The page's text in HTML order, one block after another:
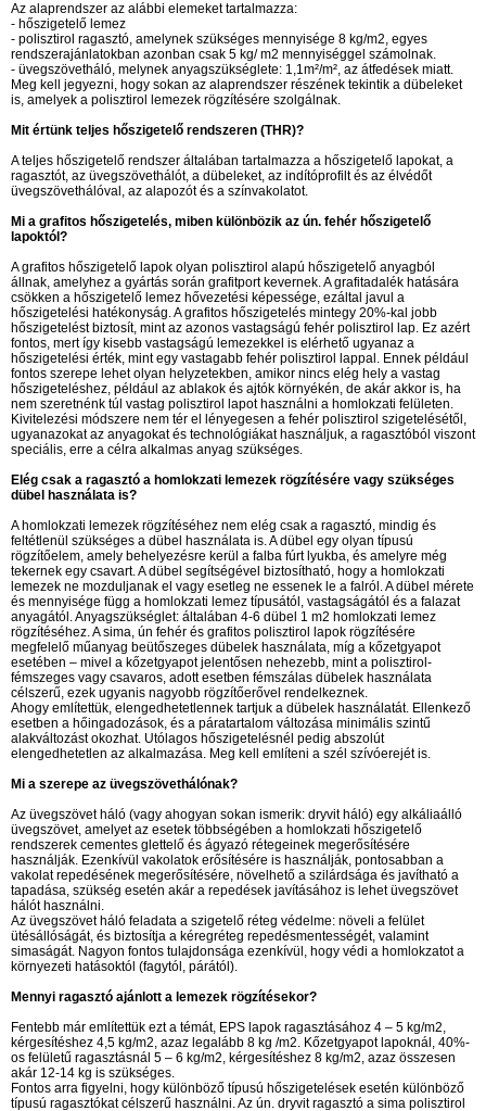
Az alaprendszer az alábbi elemeket tartalmazza:
- hőszigetelő lemez
- polisztirol ragasztó, amelynek szükséges mennyisége 8 kg/m2, egyes
rendszerajánlatokban azonban csak 5 kg/ m2 mennyiséggel számolnak.
- üvegszövetháló, melynek anyagszükséglete: 1,1m²/m², az átfedések miatt.
Meg kell jegyezni, hogy sokan az alaprendszer részének tekintik a dübeleket
is, amelyek a polisztirol lemezek rögzítésére szolgálnak.
Mit értünk teljes hőszigetelő rendszeren (THR)?
A teljes hőszigetelő rendszer általában tartalmazza a hőszigetelő lapokat, a
ragasztót, az üvegszövethálót, a dübeleket, az indítóprofilt és az élvédőt
üvegszövethálóval, az alapozót és a színvakolatot.
Mi a grafitos hőszigetelés, miben különbözik az ún. fehér hőszigetelő
lapoktól?
A grafitos hőszigetelő lapok olyan polisztirol alapú hőszigetelő anyagból
állnak, amelyhez a gyártás során grafitport kevernek. A grafitadalék hatására
csökken a hőszigetelő lemez hővezetési képessége, ezáltal javul a
hőszigetelési hatékonyság. A grafitos hőszigetelés mintegy 20%-kal jobb
hőszigetelést biztosít, mint az azonos vastagságú fehér polisztirol lap. Ez azért
fontos, mert így kisebb vastagságú lemezekkel is elérhető ugyanaz a
hőszigetelési érték, mint egy vastagabb fehér polisztirol lappal. Ennek például
fontos szerepe lehet olyan helyzetekben, amikor nincs elég hely a vastag
hőszigeteléshez, például az ablakok és ajtók környékén, de akár akkor is, ha
nem szeretnénk túl vastag polisztirol lapot használni a homlokzati felületen.
Kivitelezési módszere nem tér el lényegesen a fehér polisztirol szigetelésétől,
ugyanazokat az anyagokat és technológiákat használjuk, a ragasztóból viszont
speciális, erre a célra alkalmas anyag szükséges.
Elég csak a ragasztó a homlokzati lemezek rögzítésére vagy szükséges
dübel használata is?
A homlokzati lemezek rögzítéséhez nem elég csak a ragasztó, mindig és
feltétlenül szükséges a dübel használata is. A dübel egy olyan típusú
rögzítőelem, amely behelyezésre kerül a falba fúrt lyukba, és amelyre még
tekernek egy csavart. A dübel segítségével biztosítható, hogy a homlokzati
lemezek ne mozduljanak el vagy esetleg ne essenek le a falról. A dübel mérete
és mennyisége függ a homlokzati lemez típusától, vastagságától és a falazat
anyagától. Anyagszükséglet: általában 4-6 dübel 1 m2 homlokzati lemez
rögzítéséhez. A sima, ún fehér és grafitos polisztirol lapok rögzítésére
megfelelő műanyag beütőszeges dübelek használata, míg a kőzetgyapot
esetében – mivel a kőzetgyapot jelentősen nehezebb, mint a polisztirol-
fémszeges vagy csavaros, adott esetben fémszálas dübelek használata
célszerű, ezek ugyanis nagyobb rögzítőerővel rendelkeznek.
Ahogy említettük, elengedhetetlennek tartjuk a dübelek használatát. Ellenkező
esetben a hőingadozások, és a páratartalom változása minimális szintű
alakváltozást okozhat. Utólagos hőszigetelésnél pedig abszolút
elengedhetetlen az alkalmazása. Meg kell említeni a szél szívóerejét is.
Mi a szerepe az üvegszövethálónak?
Az üvegszövet háló (vagy ahogyan sokan ismerik: dryvit háló) egy alkáliaálló
üvegszövet, amelyet az esetek többségében a homlokzati hőszigetelő
rendszerek cementes glettelő és ágyazó rétegeinek megerősítésére
használják. Ezenkívül vakolatok erősítésére is használják, pontosabban a
vakolat repedésének megerősítésére, növelhető a szilárdsága és javítható a
tapadása, szükség esetén akár a repedések javításához is lehet üvegszövet
hálót használni.
Az üvegszövet háló feladata a szigetelő réteg védelme: növeli a felület
ütésállóságát, és biztosítja a kéregréteg repedésmentességét, valamint
simaságát. Nagyon fontos tulajdonsága ezenkívül, hogy védi a homlokzatot a
környezeti hatásoktól (fagytól, párától).
Mennyi ragasztó ajánlott a lemezek rögzítésekor?
Fentebb már említettük ezt a témát, EPS lapok ragasztásához 4 – 5 kg/m2,
kérgesítéshez 4,5 kg/m2, azaz legalább 8 kg /m2. Kőzetgyapot lapoknál, 40%-
os felületű ragasztásnál 5 – 6 kg/m2, kérgesítéshez 8 kg/m2, azaz összesen
akár 12-14 kg is szükséges.
Fontos arra figyelni, hogy különböző típusú hőszigetelések esetén különböző
típusú ragasztókat célszerű használni. Az ún. dryvit ragasztó a sima polisztirol